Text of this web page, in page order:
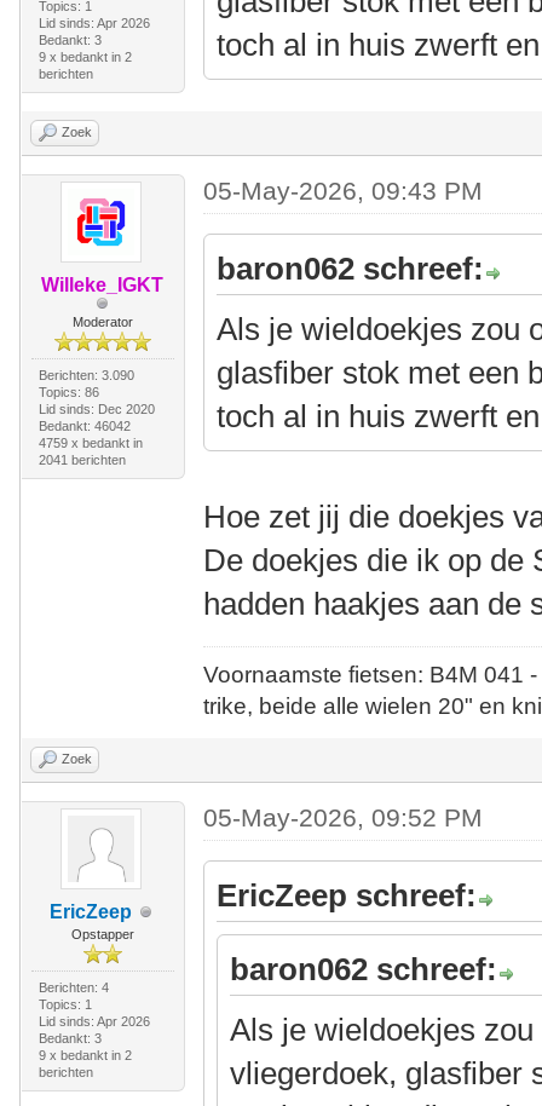
Topics: 1
Lid sinds: Apr 2026
Bedankt: 3
9 x bedankt in 2
berichten
toch al in huis zwerft
Zoek
Willeke_IGKT
Moderator
Berichten: 3.090
Topics: 86
Lid sinds: Dec 2020
Bedankt: 46042
4759 x bedankt in
2041 berichten
05-May-2026, 09:43 PM
baron062 schreef:
Als je wieldoekjes zou
glasfiber stok met een
toch al in huis zwerft
Hoe zet jij die doekjes
De doekjes die ik op de
hadden haakjes aan de
Voornaamste fietsen: B4M
trike, beide alle wielen 20" en
Zoek
EricZeep
Opstapper
Berichten: 4
Topics: 1
Lid sinds: Apr 2026
Bedankt: 3
9 x bedankt in 2
berichten
05-May-2026, 09:52 PM
EricZeep schreef:
baron062 schreef:
Als je wieldoekjes
vliegerdoek, glasfiber